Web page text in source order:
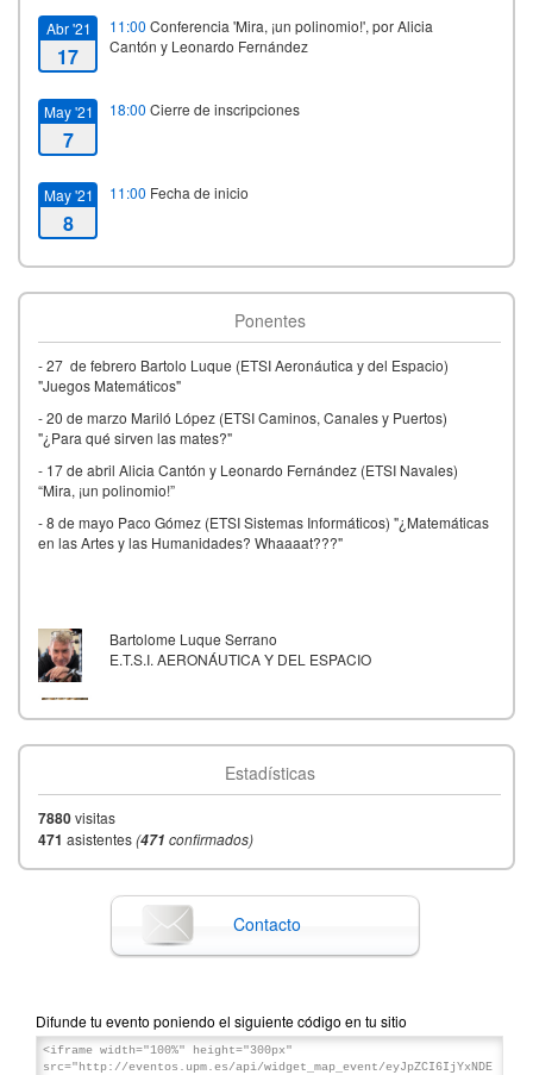
Abr '21
17
11:00 Conferencia 'Mira, ¡un polinomio!', por Alicia
Cantón y Leonardo Fernández
May '21
7
18:00 Cierre de inscripciones
May '21
8
11:00 Fecha de inicio
Ponentes
- 27 de febrero Bartolo Luque (ETSI Aeronáutica y del Espacio)
"Juegos Matemáticos"
- 20 de marzo Mariló López (ETSI Caminos, Canales y Puertos)
"¿Para qué sirven las mates?"
- 17 de abril Alicia Cantón y Leonardo Fernández (ETSI Navales)
“Mira, ¡un polinomio!”
- 8 de mayo Paco Gómez (ETSI Sistemas Informáticos) "¿Matemáticas
en las Artes y las Humanidades? Whaaaat???"
Bartolome Luque Serrano
E.T.S.I. AERONÁUTICA Y DEL ESPACIO
ETSI Caminos, Canales y Puertos
Leonardo Fernández Jambrina
Francisco Gómez
Estadísticas
7880visitas
471 asistentes(471 confirmados)
Contacto
Difunde tu evento poniendo el siguiente código en tu sitio